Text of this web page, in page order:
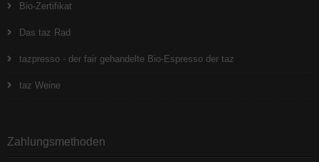
Bio-Zertifikat
Das taz Rad
tazpresso - der fair gehandelte Bio-Espresso der taz
taz Weine
Zahlungsmethoden